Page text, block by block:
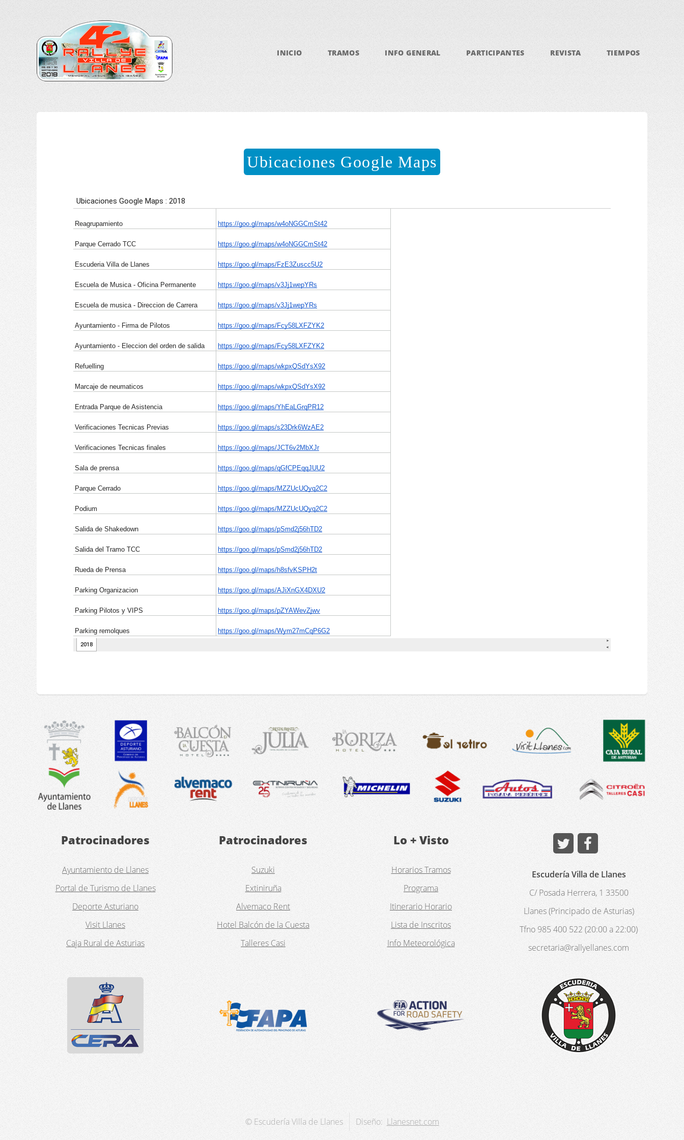
INICIO TRAMOS INFO GENERAL PARTICIPANTES REVISTA TIEMPOS
Ubicaciones Google Maps
Patrocinadores
Ayuntamiento de Llanes
Portal de Turismo de Llanes
Deporte Asturiano
Visit Llanes
Caja Rural de Asturias
Patrocinadores
Suzuki
Extiniruña
Alvemaco Rent
Hotel Balcón de la Cuesta
Talleres Casi
Lo + Visto
Horarios Tramos
Programa
Itinerario Horario
Lista de Inscritos
Info Meteorológica
Escudería Villa de Llanes
C/ Posada Herrera, 1 33500
Llanes (Principado de Asturias)
Tfno 985 400 522 (20:00 a 22:00)
secretaria@rallyellanes.com
© Escudería Villa de Llanes Diseño: Llanesnet.com